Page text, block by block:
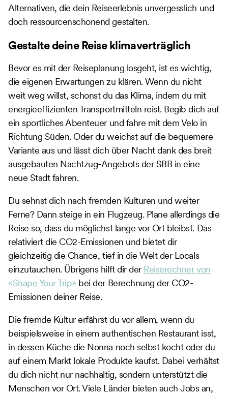
Alternativen, die dein Reiseerlebnis unvergesslich und
doch ressourcenschonend gestalten.
Gestalte deine Reise klimaverträglich
Bevor es mit der Reiseplanung losgeht, ist es wichtig,
die eigenen Erwartungen zu klären. Wenn du nicht
weit weg willst, schonst du das Klima, indem du mit
energieeffizienten Transportmitteln reist. Begib dich auf
ein sportliches Abenteuer und fahre mit dem Velo in
Richtung Süden. Oder du weichst auf die bequemere
Variante aus und lässt dich über Nacht dank des breit
ausgebauten Nachtzug-Angebots der SBB in eine
neue Stadt fahren.
Du sehnst dich nach fremden Kulturen und weiter
Ferne? Dann steige in ein Flugzeug. Plane allerdings die
Reise so, dass du möglichst lange vor Ort bleibst. Das
relativiert die CO2-Emissionen und bietet dir
gleichzeitig die Chance, tief in die Welt der Locals
einzutauchen. Übrigens hilft dir der Reiserechner von
«Shape Your Trip» bei der Berechnung der CO2-
Emissionen deiner Reise.
Die fremde Kultur erfährst du vor allem, wenn du
beispielsweise in einem authentischen Restaurant isst,
in dessen Küche die Nonna noch selbst kocht oder du
auf einem Markt lokale Produkte kaufst. Dabei verhältst
du dich nicht nur nachhaltig, sondern unterstützt die
Menschen vor Ort. Viele Länder bieten auch Jobs an,